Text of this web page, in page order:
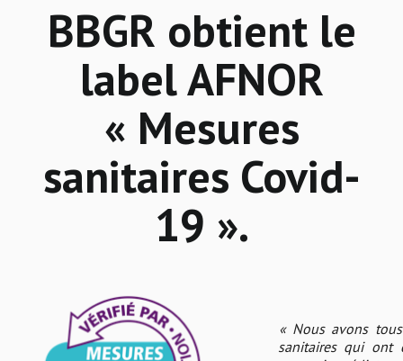
BBGR obtient le
label AFNOR
« Mesures
sanitaires Covid-
19 ».
« Nous avons
sanitaires qui ont